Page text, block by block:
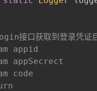
接口获取到登录凭证
appid
appSecrect
code